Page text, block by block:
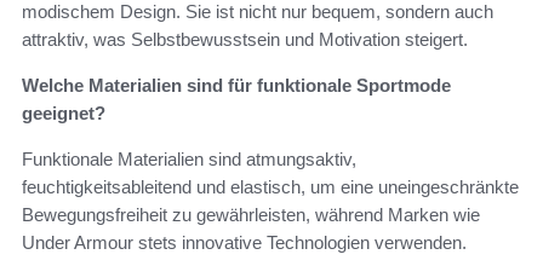
modischem Design. Sie ist nicht nur bequem, sondern auch
attraktiv, was Selbstbewusstsein und Motivation steigert.
Welche Materialien sind für funktionale Sportmode
geeignet?
Funktionale Materialien sind atmungsaktiv,
feuchtigkeitsableitend und elastisch, um eine uneingeschränkte
Bewegungsfreiheit zu gewährleisten, während Marken wie
Under Armour stets innovative Technologien verwenden.